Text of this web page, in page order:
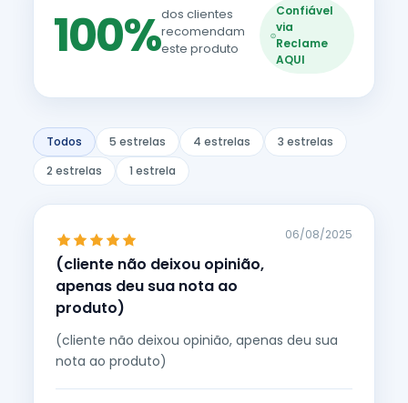
100%dos clientes
recomendam
este produto
Confiável
via
Reclame
AQUI
Todos 5 estrelas 4 estrelas
3 estrelas
2 estrelas
1 estrela
(cliente não deixou opinião,
apenas deu sua nota ao
produto)
06/08/2025
(cliente não deixou opinião, apenas deu sua
nota ao produto)